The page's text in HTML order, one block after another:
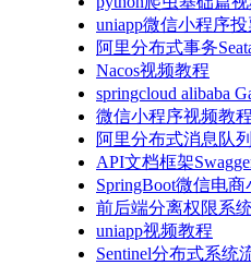
uniapp微信小程序
阿里分布式事务
Nacos视频教程
springcloud alibaba
微信小程序视频教
阿里分布式消息队
API文档框架
SpringBoot微信电
前后端分离权限系
uniapp视频教程
Sentinel分布式系统